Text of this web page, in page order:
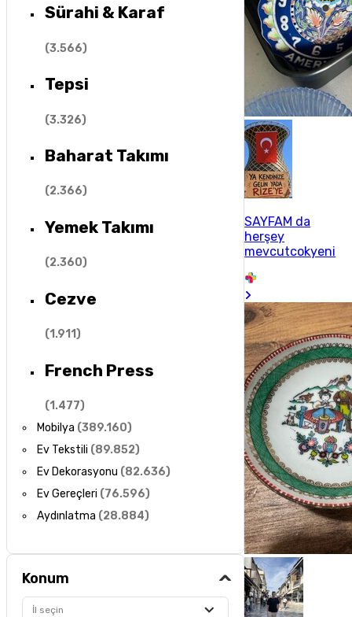
Sürahi & Karaf
(3.566)
Tepsi
(3.326)
Baharat Takımı
(2.366)
Yemek Takımı
(2.360)
Cezve
(1.911)
French Press
(1.477)
Mobilya (389.160)
Ev Tekstili (89.852)
Ev Dekorasyonu (82.636)
Ev Gereçleri (76.596)
Aydınlatma (28.884)
Konum
İl seçin
SAYFAM da
herşey
mevcutcokyeni